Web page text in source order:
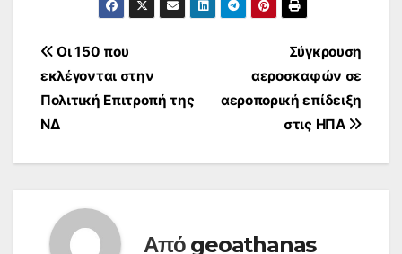
Πλοήγηση
άρθρων
Σύγκρουση
αεροσκαφών σε
αεροπορική επίδειξη
στις ΗΠΑ
Οι 150 που
εκλέγονται στην
Πολιτική Επιτροπή της
ΝΔ
Από geoathanas